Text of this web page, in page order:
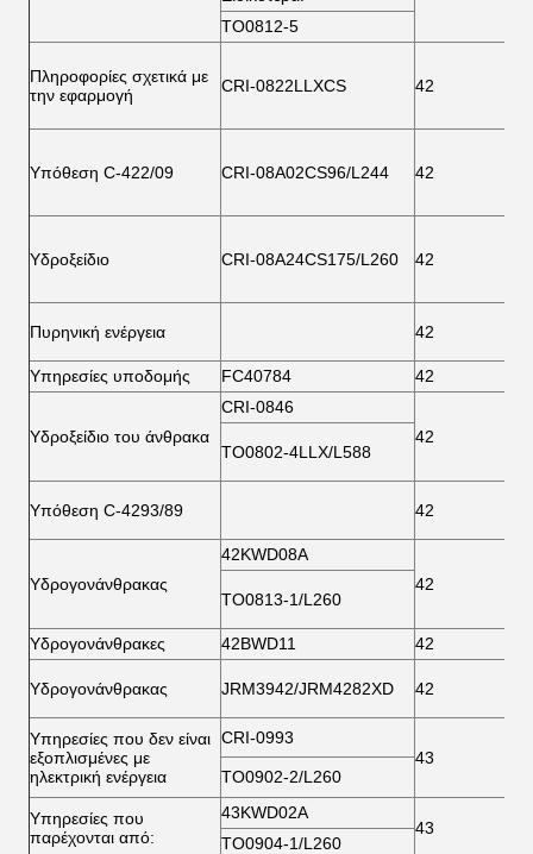
ΤΟ0812-5
Πληροφορίες σχετικά με
την εφαρμογή
CRI-0822LLXCS 42
Υπόθεση C-422/09 CRI-08A02CS96/L244 42
Υδροξείδιο CRI-08A24CS175/L260 42
Πυρηνική ενέργεια 42
Υπηρεσίες υποδομής FC40784 42
Υδροξείδιο του άνθρακα
CRI-0846
42
ΤΟ0802-4LLX/L588
Υπόθεση C-4293/89 42
Υδρογονάνθρακας
42KWD08A
42
ΤΟ0813-1/L260
Υδρογονάνθρακες 42BWD11 42
Υδρογονάνθρακας JRM3942/JRM4282XD 42
Υπηρεσίες που δεν είναι
εξοπλισμένες με
ηλεκτρική ενέργεια
CRI-0993
43
ΤΟ0902-2/L260
Υπηρεσίες που
παρέχονται από:
43KWD02A
43
ΤΟ0904-1/L260